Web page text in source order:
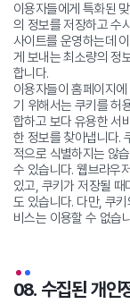
이용자들에게 특화된
의 정보를 저장하고 수
사이트를 운영하는데
게 보내는 최소량의 정
합니다.
이용자들이 홈페이지
기 위해서는 쿠키를 허
합하고 보다 유용한 서
한 정보를 찾아냅니다.
적으로 식별하지는 않
수 있습니다. 웹브라우
있고, 쿠키가 저장될 때
도 있습니다. 다만, 쿠
비스는 이용할 수 없습
08. 수집된 개인